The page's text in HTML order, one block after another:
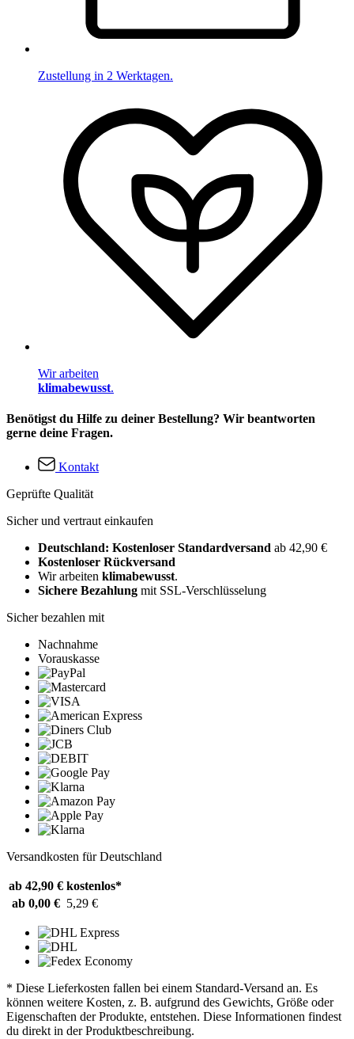
Zustellung in 2 Werktagen.
Wir arbeiten
klimabewusst.
Benötigst du Hilfe zu deiner Bestellung? Wir beantworten
gerne deine Fragen.
Kontakt
Geprüfte Qualität
Sicher und vertraut einkaufen
Deutschland: Kostenloser Standardversand ab 42,90 €
Kostenloser Rückversand
Wir arbeiten klimabewusst.
Sichere Bezahlung mit SSL-Verschlüsselung
Sicher bezahlen mit
Nachnahme
Vorauskasse
Versandkosten für Deutschland
ab 42,90 € kostenlos*
ab 0,00 € 5,29 €
* Diese Lieferkosten fallen bei einem Standard-Versand an. Es
können weitere Kosten, z. B. aufgrund des Gewichts, Größe oder
Eigenschaften der Produkte, entstehen. Diese Informationen findest
du direkt in der Produktbeschreibung.